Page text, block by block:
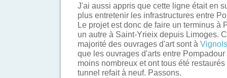
J'ai aussi appris que cette ligne était en
plus entretenir les infrastructures entre
Le projet est donc de faire un terminus à
un autre à Saint-Yrieix depuis Limoges.
majorité des ouvrages d'art sont à Vignols
que les ouvrages d'arts entre
moins nombreux et ont tous été
tunnel refait à neuf. Passons.